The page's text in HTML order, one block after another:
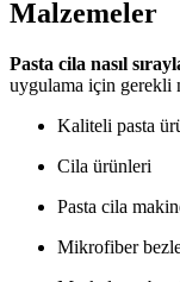
Malzemeler
Pasta cila nasıl
uygulama için gerekli
Kaliteli pasta
Cila ürünleri
Pasta cila
Mikrofiber